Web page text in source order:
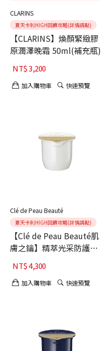
CLARINS
夏天卡利HIGH回饋攻略(詳情請點)
【CLARINS】煥顏緊緻膠
原潤澤晚霜 50ml(補充瓶)
NT$3,200
加入購物車 快速預覽
Clé de Peau Beauté
夏天卡利HIGH回饋攻略(詳情請點)
【Clé de Peau Beauté肌
膚之鑰】精萃光采防護精
華霜II(蕊)
NT$4,300
加入購物車 快速預覽